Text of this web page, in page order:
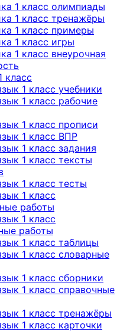
1 класс олимпиады
1 класс тренажёры
1 класс примеры
1 класс игры
1 класс внеурочная
класс
1 класс учебники
1 класс рабочие
1 класс прописи
1 класс ВПР
1 класс задания
1 класс тексты
1 класс тесты
1 класс
работы
1 класс
работы
1 класс таблицы
1 класс словарные
1 класс сборники
1 класс справочные
1 класс тренажёры
1 класс карточки